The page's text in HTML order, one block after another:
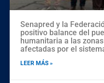
Senapred y la
positivo balance del
humanitaria a las
afectadas por el
LEER MÁS »